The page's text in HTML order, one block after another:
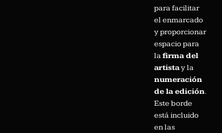
para facilitar
el enmarcado
y proporcionar
espacio para
lafirma del
artistay la
numeración
de la edición.
Este borde
está incluido
en las